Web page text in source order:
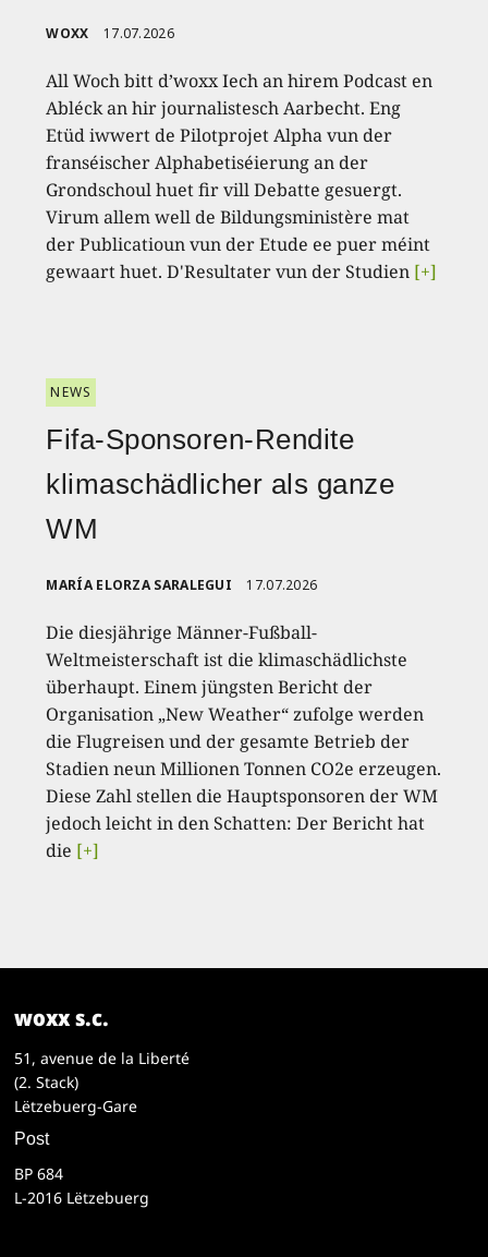
WOXX 17.07.2026
All Woch bitt d’woxx Iech an hirem Podcast en
Abléck an hir journalistesch Aarbecht. Eng
Etüd iwwert de Pilotprojet Alpha vun der
franséischer Alphabetiséierung an der
Grondschoul huet fir vill Debatte gesuergt.
Virum allem well de Bildungsministère mat
der Publicatioun vun der Etude ee puer méint
gewaart huet. D'Resultater vun der Studien [+]
NEWS
Fifa-Sponsoren-Rendite
klimaschädlicher als ganze
WM
MARÍA ELORZA SARALEGUI 17.07.2026
Die diesjährige Männer-Fußball-
Weltmeisterschaft ist die klimaschädlichste
überhaupt. Einem jüngsten Bericht der
Organisation „New Weather“ zufolge werden
die Flugreisen und der gesamte Betrieb der
Stadien neun Millionen Tonnen CO2e erzeugen.
Diese Zahl stellen die Hauptsponsoren der WM
jedoch leicht in den Schatten: Der Bericht hat
die [+]
woxx s.c.
51, avenue de la Liberté
(2. Stack)
Lëtzebuerg-Gare
Post
BP 684
L-2016 Lëtzebuerg